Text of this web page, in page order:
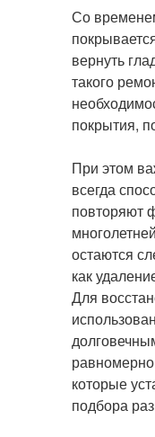
Со
вернуть
такого
покрытия,
При этом
всегда
повторяют
остаются
как
Для
которые
подбора